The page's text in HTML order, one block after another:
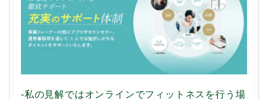
-私の見解ではオンラインでフィットネスを行う場